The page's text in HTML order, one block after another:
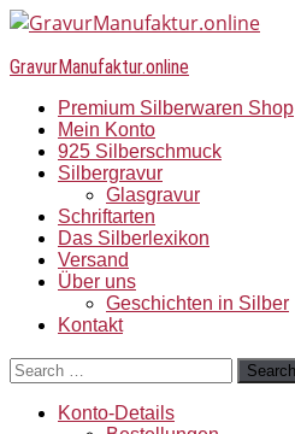
GravurManufaktur.online
Premium Silberwaren Shop
Mein Konto
925 Silberschmuck
Silbergravur
Glasgravur
Schriftarten
Das Silberlexikon
Versand
Über uns
Geschichten in Silber
Kontakt
Search
Konto-Details